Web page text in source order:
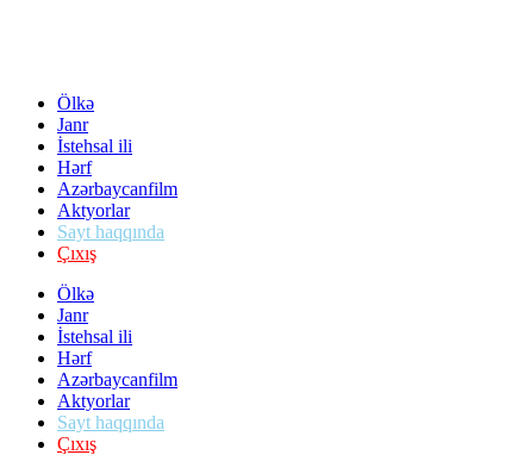
Ölkə
Janr
İstehsal ili
Hərf
Azərbaycanfilm
Aktyorlar
Sayt haqqında
Çıxış
Ölkə
Janr
İstehsal ili
Hərf
Azərbaycanfilm
Aktyorlar
Sayt haqqında
Çıxış